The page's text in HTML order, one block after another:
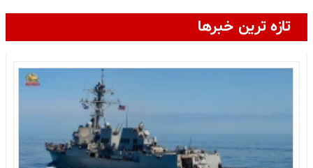
تازه ترین خبرها